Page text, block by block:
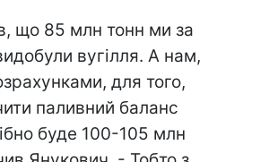
що 85 млн тонн ми за
вугілля. А нам,
для того,
паливний баланс
буде 100-105 млн